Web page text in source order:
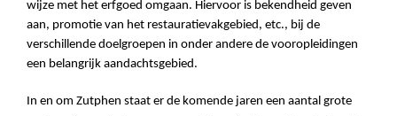
wijze met het erfgoed omgaan. Hiervoor is bekendheid geven
aan, promotie van het restauratievakgebied, etc., bij de
verschillende doelgroepen in onder andere de vooropleidingen
een belangrijk aandachtsgebied.
In en om Zutphen staat er de komende jaren een aantal grote